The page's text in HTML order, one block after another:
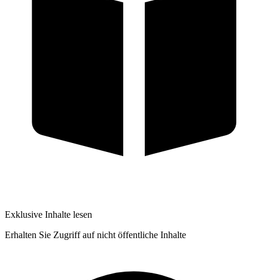
Exklusive Inhalte lesen
Erhalten Sie Zugriff auf nicht öffentliche Inhalte